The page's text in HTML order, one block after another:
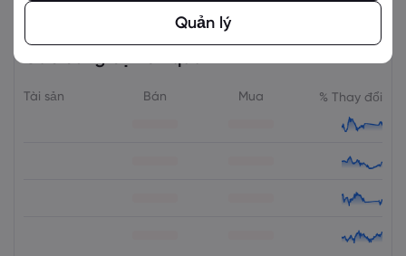
Tài sản Bán Mua % Thay đổi
Quản lý